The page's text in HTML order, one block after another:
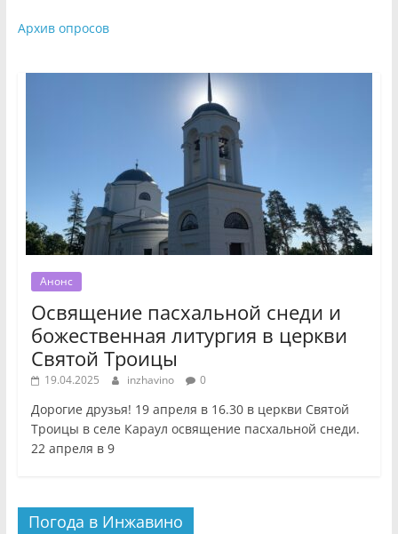
Архив опросов
Анонс
Освящение пасхальной снеди и
божественная литургия в церкви
Святой Троицы
19.04.2025 inzhavino 0
Дорогие друзья! 19 апреля в 16.30 в церкви Святой
Троицы в селе Караул освящение пасхальной снеди.
22 апреля в 9
Погода в Инжавино